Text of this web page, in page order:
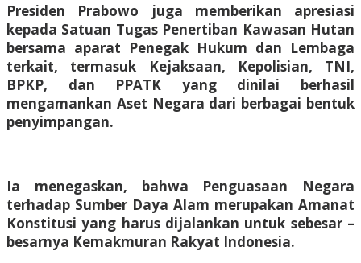
Presiden Prabowo juga memberikan apresiasi
kepada Satuan Tugas Penertiban Kawasan Hutan
bersama aparat Penegak Hukum dan Lembaga
terkait, termasuk Kejaksaan, Kepolisian, TNI,
BPKP, dan PPATK yang dinilai berhasil
mengamankan Aset Negara dari berbagai bentuk
penyimpangan.
Ia menegaskan, bahwa Penguasaan Negara
terhadap Sumber Daya Alam merupakan Amanat
Konstitusi yang harus dijalankan untuk sebesar –
besarnya Kemakmuran Rakyat Indonesia.